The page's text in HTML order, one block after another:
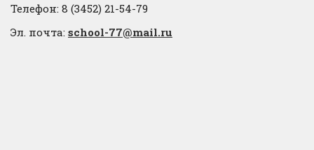
Телефон: 8 (3452) 21-54-79
Эл. почта: school-77@mail.ru